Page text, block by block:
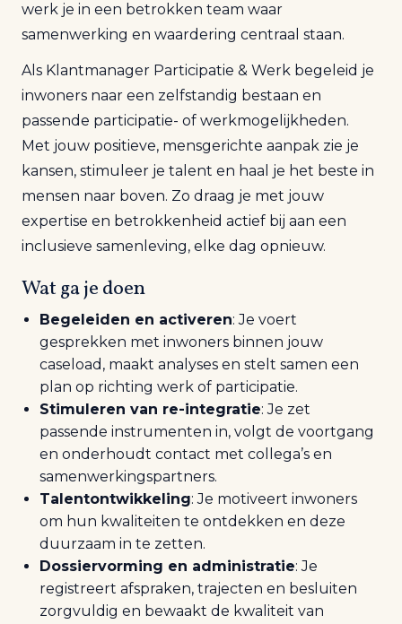
werk je in een betrokken team waar
samenwerking en waardering centraal staan.
Als Klantmanager Participatie & Werk begeleid je
inwoners naar een zelfstandig bestaan en
passende participatie- of werkmogelijkheden.
Met jouw positieve, mensgerichte aanpak zie je
kansen, stimuleer je talent en haal je het beste in
mensen naar boven. Zo draag je met jouw
expertise en betrokkenheid actief bij aan een
inclusieve samenleving, elke dag opnieuw.
Wat ga je doen
Begeleiden en activeren: Je voert
gesprekken met inwoners binnen jouw
caseload, maakt analyses en stelt samen een
plan op richting werk of participatie.
Stimuleren van re-integratie: Je zet
passende instrumenten in, volgt de voortgang
en onderhoudt contact met collega’s en
samenwerkingspartners.
Talentontwikkeling: Je motiveert inwoners
om hun kwaliteiten te ontdekken en deze
duurzaam in te zetten.
Dossiervorming en administratie: Je
registreert afspraken, trajecten en besluiten
zorgvuldig en bewaakt de kwaliteit van